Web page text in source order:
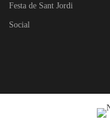
Festa de Sant Jordi
Social